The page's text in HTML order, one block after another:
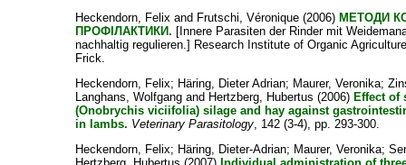
Heckendorn, Felix and Frutschi, Véronique (2006) МЕТОДИ
ПРОФІЛАКТИКИ. [Innere Parasiten der Rinder mit
nachhaltig regulieren.] Research Institute of Organic
Frick.
Heckendorn, Felix; Häring, Dieter Adrian; Maurer, Veronika;
Langhans, Wolfgang and Hertzberg, Hubertus (2006) Effect of
(Onobrychis viciifolia) silage and hay against
in lambs. Veterinary Parasitology, 142 (3-4), pp. 293-300.
Heckendorn, Felix; Häring, Dieter-Adrian; Maurer, Veronika;